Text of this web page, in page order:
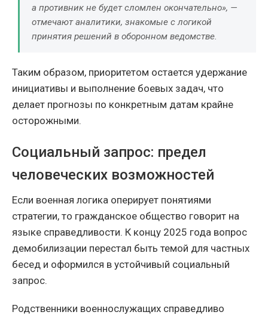
а противник не будет сломлен окончательно», —
отмечают аналитики, знакомые с логикой
принятия решений в оборонном ведомстве.
Таким образом, приоритетом остается удержание
инициативы и выполнение боевых задач, что
делает прогнозы по конкретным датам крайне
осторожными.
Социальный запрос: предел
человеческих возможностей
Если военная логика оперирует понятиями
стратегии, то гражданское общество говорит на
языке справедливости. К концу 2025 года вопрос
демобилизации перестал быть темой для частных
бесед и оформился в устойчивый социальный
запрос.
Родственники военнослужащих справедливо